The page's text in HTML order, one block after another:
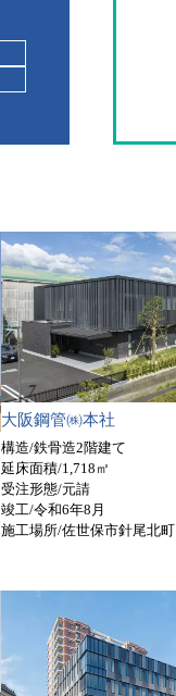
大阪鋼管㈱本社
構造/鉄骨造2階建て
延床面積/1,718㎡
受注形態/元請
竣工/令和6年8月
施工場所/佐世保市針尾北町